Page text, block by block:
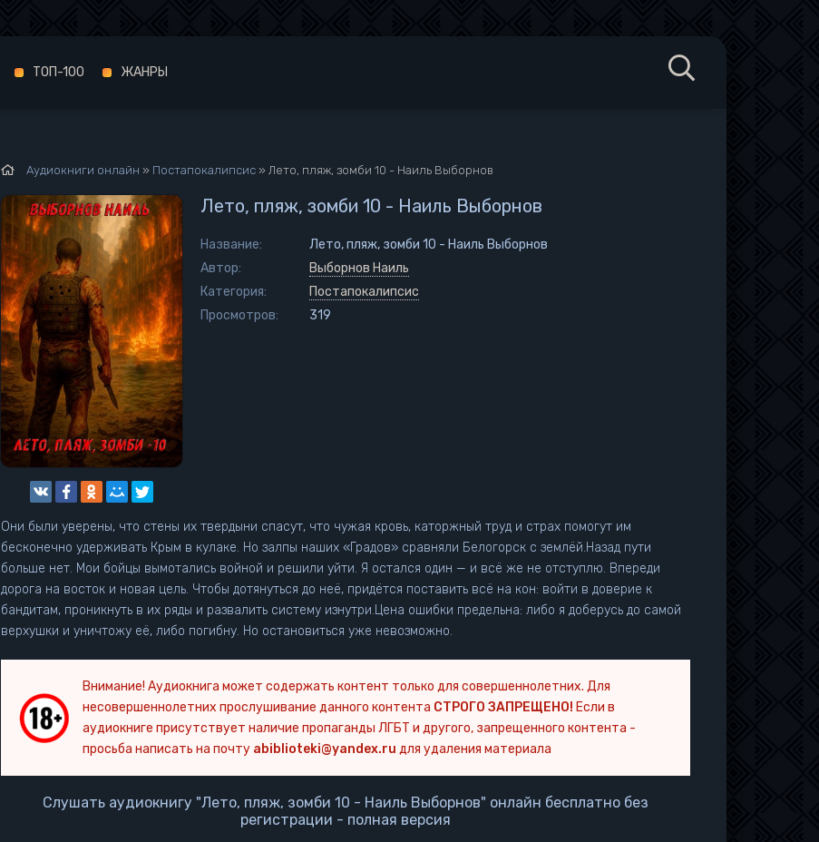
Аудиокниги онлайн » Постапокалипсис » Лето, пляж, зомби 10 - Наиль Выборнов
Лето, пляж, зомби 10 - Наиль Выборнов
Название:
Лето, пляж, зомби 10 - Наиль Выборнов
Автор:
Выборнов Наиль
Категория:
Постапокалипсис
Просмотров:
319
Они были уверены, что стены их твердыни спасут, что чужая кровь, каторжный труд и страх помогут им
бесконечно удерживать Крым в кулаке. Но залпы наших «Градов» сравняли Белогорск с землёй.Назад пути
больше нет. Мои бойцы вымотались войной и решили уйти. Я остался один — и всё же не отступлю. Впереди
дорога на восток и новая цель. Чтобы дотянуться до неё, придётся поставить всё на кон: войти в доверие к
бандитам, проникнуть в их ряды и развалить систему изнутри.Цена ошибки предельна: либо я доберусь до самой
верхушки и уничтожу её, либо погибну. Но остановиться уже невозможно.
Внимание! Аудиокнига может содержать контент только для совершеннолетних. Для
несовершеннолетних прослушивание данного контента СТРОГО ЗАПРЕЩЕНО! Если в
аудиокниге присутствует наличие пропаганды ЛГБТ и другого, запрещенного контента -
просьба написать на почту abiblioteki@yandex.ru для удаления материала
Слушать аудиокнигу "Лето, пляж, зомби 10 - Наиль Выборнов" онлайн бесплатно без
регистрации - полная версия
ТОП-100 ЖАНРЫ